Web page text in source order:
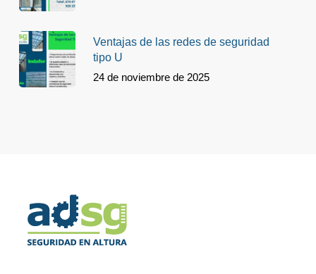
Ventajas de las redes de seguridad
tipo U
24 de noviembre de 2025